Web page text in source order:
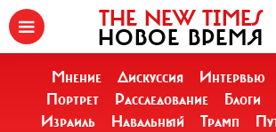
THE NEW TIMES
НОВОЕ ВРЕМЯ
Мнение Дискуссия Интервью
Портрет
Расследование Блоги
Израиль
Навальный Трамп